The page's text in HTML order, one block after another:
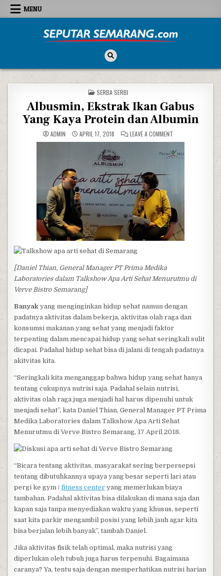
Skip to content
MENU
POSTED IN
SERBA SERBI
Albusmin, Ekstrak Ikan Gabus
Yang Kaya Protein dan Albumin
ADMIN APRIL 17, 2018 LEAVE A COMMENT
[Daniel Thian, General Manager PT Prima Medika
Laboratories dalam Talkshow Apa Arti Sehat Menurutmu di
Verve Bistro Semarang]
Banyak yang menginginkan hidup sehat namun dengan
padatnya aktivitas dalam bekerja, aktivitas olah raga dan
konsumsi makanan yang sehat yang menjadi faktor
terpenting dalam mencapai hidup yang sehat seringkali sulit
dicapai. Padahal hidup sehat bisa di jalani di tengah padatnya
akitvitas kita.
“Seringkali kita menganggap bahwa hidup yang sehat hanya
tentang cukupnya nutrisi saja. Padahal selain nutrisi,
aktivitas olah raga juga menjadi hal harus dipenuhi untuk
menjadi sehat”, kata Daniel Thian, General Manager PT Prima
Medika Laboratories dalam Talkshow Apa Arti Sehat
Menurutmu di Verve Bistro Semarang, 17 April 2018.
“Bicara tentang aktivitas, masyarakat sering berpersepsi
tentang dibutuhkannya upaya yang besar seperti lari atau
pergi ke gym /fitness center yang memerlukan biaya
tambahan. Padahal aktivitas bisa dilakukan di mana saja dan
kapan saja tanpa menyediakan waktu yang khusus, seperti
saat kita parkir mengambil posisi yang lebih jauh agar kita
bisa berjalan lebih banyak”, tambah Daniel.
Jika aktivitas fisik telah optimal, maka nutrisi yang
diperlukan oleh tubuh juga harus terpenuhi. Bagaimana
caranya? Ya, tentu saja dengan memperhatikan nutrisi harian